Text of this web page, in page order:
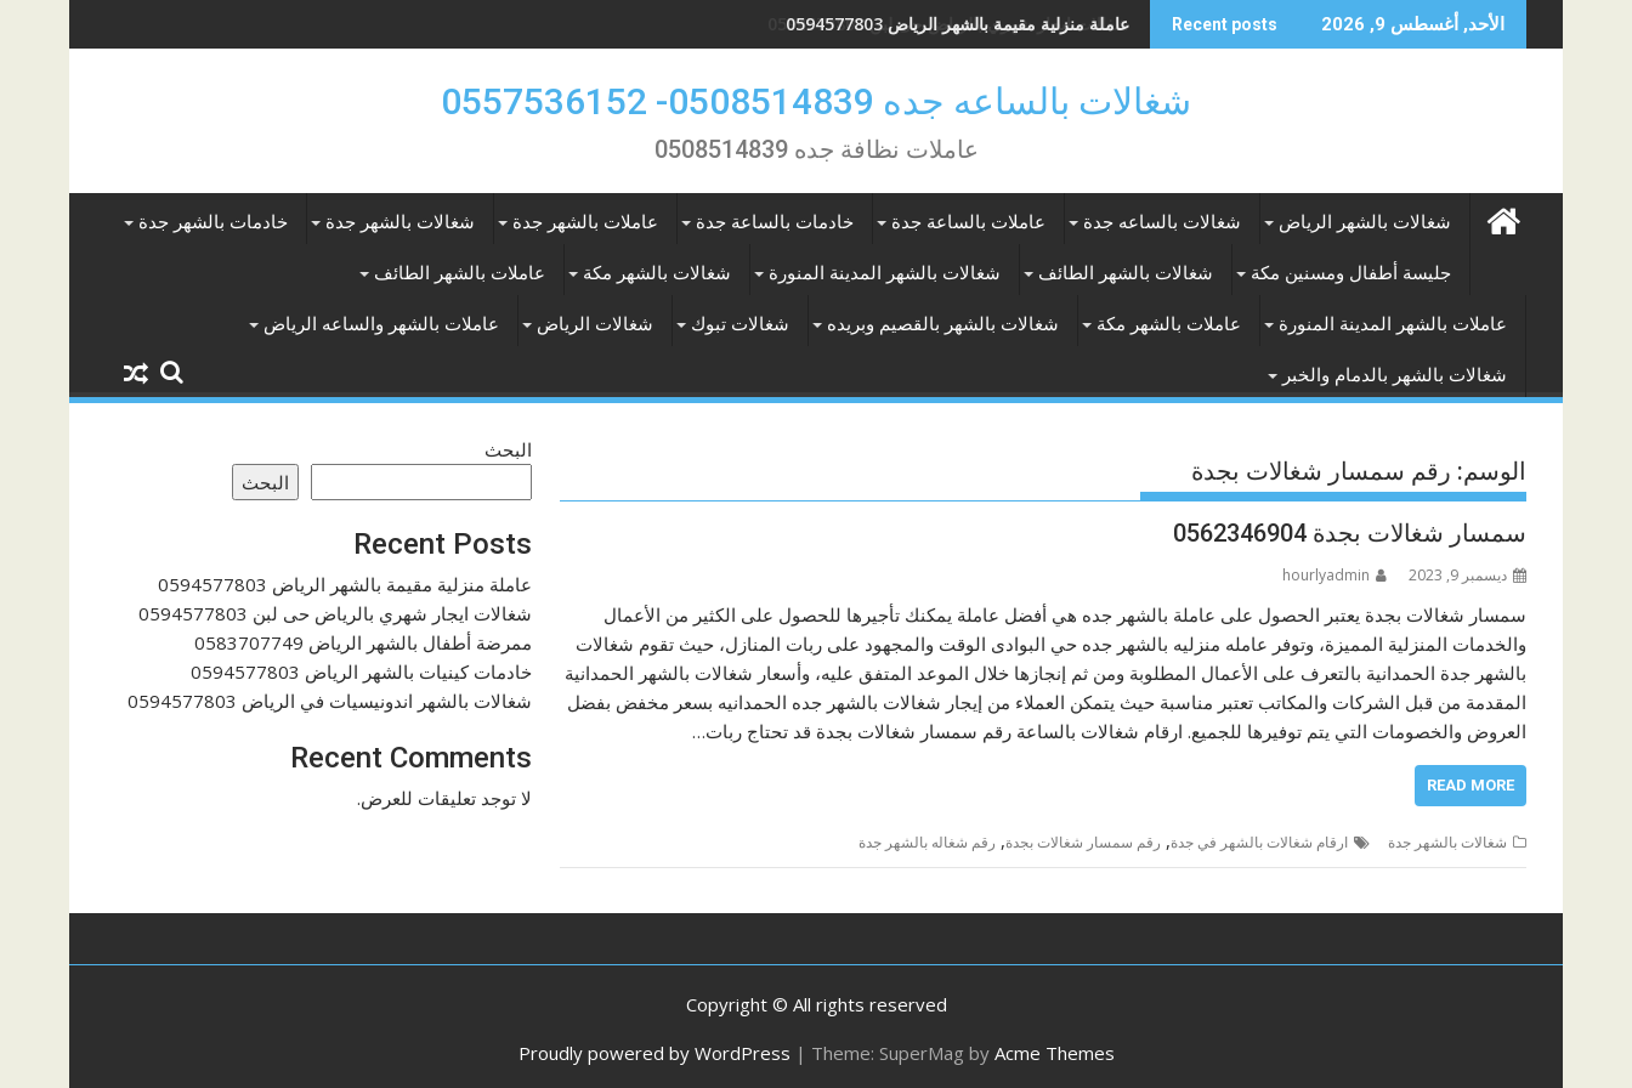
to
الأحد, أغسطس 9, 2026 Recent posts عاملة منزلية مقيمة بالشهر الرياض 0594577803
شغالات ايجار شهري بالرياض حى لبن 0594577803
شغالات بالساعه جده 0508514839- 0557536152
عاملات نظافة جده 0508514839
شغالات بالشهر الرياض شغالات بالساعه جدة عاملات بالساعة جدة خادمات بالساعة جدة عاملات بالشهر جدة شغالات بالشهر جدة خادمات بالشهر جدة
جليسة أطفال ومسنين مكة شغالات بالشهر الطائف شغالات بالشهر المدينة المنورة شغالات بالشهر مكة عاملات بالشهر الطائف
عاملات بالشهر المدينة المنورة عاملات بالشهر مكة شغالات بالشهر بالقصيم وبريده شغالات تبوك شغالات الرياض عاملات بالشهر والساعه الرياض
شغالات بالشهر بالدمام والخبر
الوسم: رقم سمسار شغالات بجدة
سمسار شغالات بجدة 0562346904
ديسمبر 9, 2023 hourlyadmin
سمسار شغالات بجدة يعتبر الحصول على عاملة بالشهر جده هي أفضل عاملة يمكنك تأجيرها للحصول على الكثير من الأعمال
والخدمات المنزلية المميزة، وتوفر عامله منزليه بالشهر جده حي البوادى الوقت والمجهود على ربات المنازل، حيث تقوم شغالات
بالشهر جدة الحمدانية بالتعرف على الأعمال المطلوبة ومن ثم إنجازها خلال الموعد المتفق عليه، وأسعار شغالات بالشهر الحمدانية
المقدمة من قبل الشركات والمكاتب تعتبر مناسبة حيث يتمكن العملاء من إيجار شغالات بالشهر جده الحمدانيه بسعر مخفض بفضل
العروض والخصومات التي يتم توفيرها للجميع. ارقام شغالات بالساعة رقم سمسار شغالات بجدة قد تحتاج ربات…
READ MORE
شغالات بالشهر جدة ارقام شغالات بالشهر في جدة, رقم سمسار شغالات بجدة, رقم شغاله بالشهر جدة
البحث
البحث
Recent Posts
عاملة منزلية مقيمة بالشهر الرياض 0594577803
شغالات ايجار شهري بالرياض حى لبن 0594577803
ممرضة أطفال بالشهر الرياض 0583707749
خادمات كينيات بالشهر الرياض 0594577803
شغالات بالشهر اندونيسيات في الرياض 0594577803
Recent Comments
لا توجد تعليقات للعرض.
Copyright © All rights reserved
Proudly powered by WordPress | Theme: SuperMag by Acme Themes